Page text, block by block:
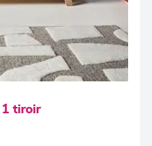
tiroir